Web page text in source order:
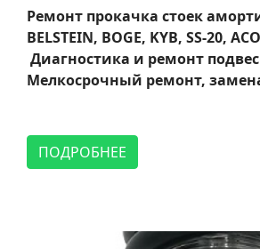
Ремонт прокачка стоек
BELSTEIN, BOGE, KYB, SS-20,
Диагностика и ремонт
Мелкосрочный ремонт,
ПОДРОБНЕЕ